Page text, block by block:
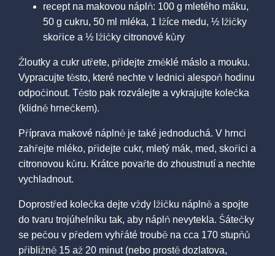
recept na makovou náplň: 100 g mletého máku,
50 g cukru, 50 ml mléka, 1 lžíce medu, ½ lžičky
skořice a ½ lžičky citronové kůry
Žloutky a cukr utřete, přidejte změklé máslo a mouku.
Vypracujte těsto, které nechte v lednici alespoň hodinu
odpočinout. Těsto pak rozválejte a vykrajujte kolečka
(klidně hrnečkem).
Příprava makové náplně je také jednoduchá. V hrnci
zahřejte mléko, přidejte cukr, mletý mák, med, skořici a
citronovou kůru. Krátce povařte do zhoustnutí a nechte
vychladnout.
Doprostřed kolečka dejte vždy lžičku náplně a spojte
do tvaru trojúhelníku tak, aby náplň nevytekla. Šátečky
se pečou v předem vyhřáté troubě na cca 170 stupňů
přibližně 15 až 20 minut (nebo prostě dozlatova,